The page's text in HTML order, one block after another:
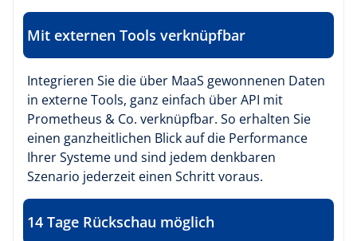
Mit externen Tools verknüpfbar
Integrieren Sie die über MaaS gewonnenen Daten
in externe Tools, ganz einfach über API mit
Prometheus & Co. verknüpfbar. So erhalten Sie
einen ganzheitlichen Blick auf die Performance
Ihrer Systeme und sind jedem denkbaren
Szenario jederzeit einen Schritt voraus.
14 Tage Rückschau möglich